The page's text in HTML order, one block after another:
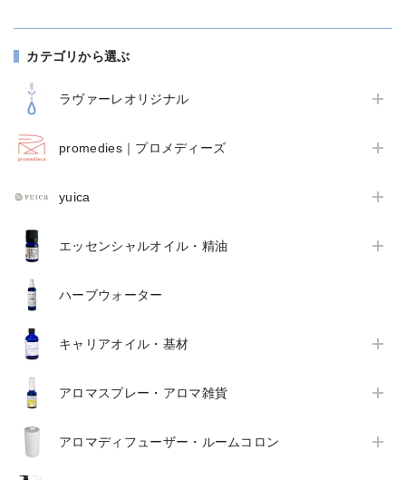
カテゴリから選ぶ
ラヴァーレオリジナル
promedies｜プロメディーズ
yuica
エッセンシャルオイル・精油
ハーブウォーター
キャリアオイル・基材
アロマスプレー・アロマ雑貨
アロマディフューザー・ルームコロン